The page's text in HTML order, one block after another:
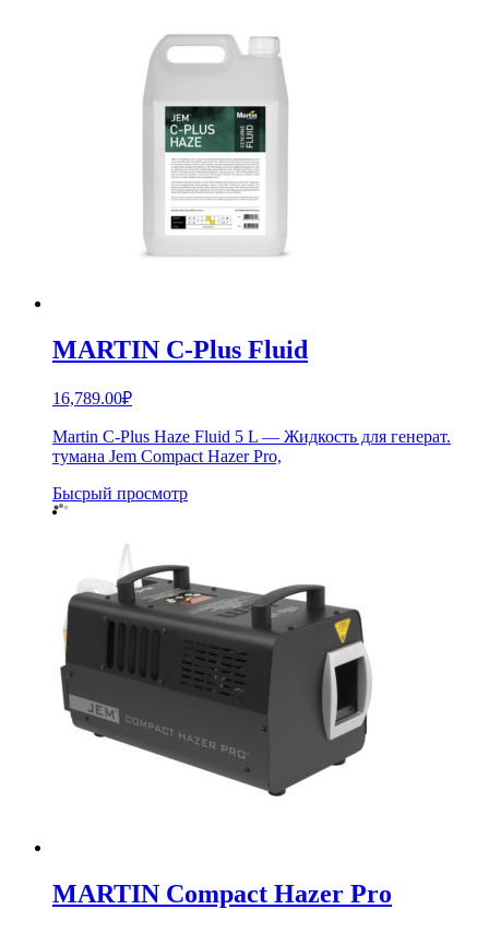
MARTIN C-Plus Fluid
16,789.00₽
Martin C-Plus Haze Fluid 5 L — Жидкость для генерат.
тумана Jem Compact Hazer Pro,
Бысрый просмотр
MARTIN Compact Hazer Pro